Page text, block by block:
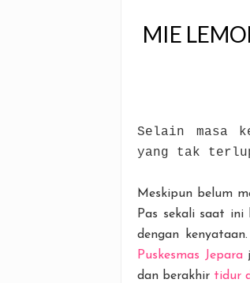
MIE
Selain masa
yang tak
Meskipun belum
Pas sekali saat
dengan
Puskesmas Jepara
dan berakhir tidur